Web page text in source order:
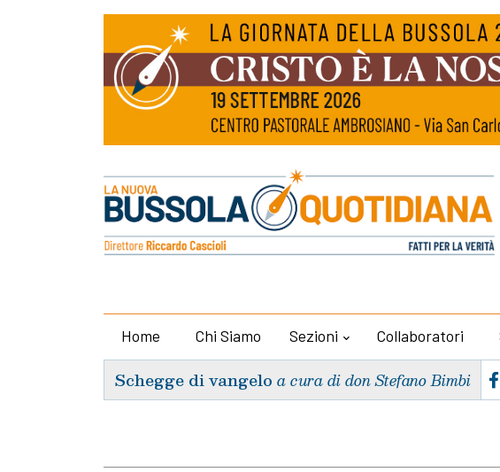
Home Chi Siamo Sezioni Collaboratori
Schegge di vangelo a cura di don Stefano Bimbi